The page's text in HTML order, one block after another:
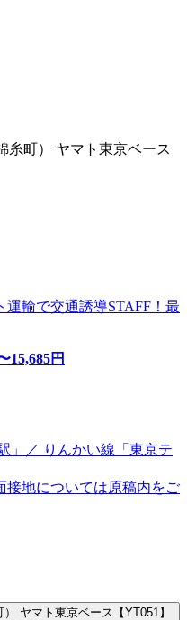
糸町） ヤマト東京ベース
輸で交通誘導STAFF！最
15,685円
」／ りんかい線「東京テ
地については原稿内をご
ヤマト東京ベース【YT051】